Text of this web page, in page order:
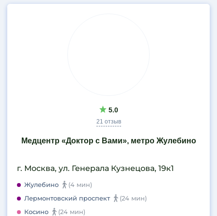
5.0
21 отзыв
Медцентр «Доктор с Вами», метро Жулебино
г. Москва, ул. Генерала Кузнецова, 19к1
Жулебино
(4 мин)
Лермонтовский проспект
(24 мин)
Косино
(24 мин)